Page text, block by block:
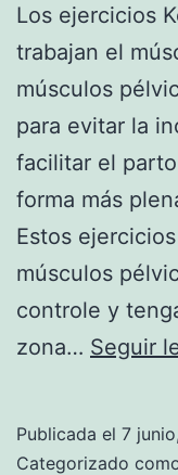
Los ejercicios
trabajan el
músculos
para evitar la
facilitar el
forma más
Estos
músculos
controle y
zona… Seguir
Publicada el 7
Categorizado